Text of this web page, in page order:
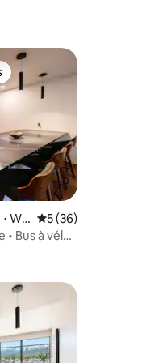
: 4,73 sur 5
plus appréciés
Wh Évaluation
5 (36)
Bus à vélos